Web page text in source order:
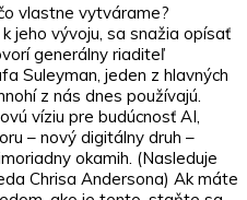
vlastne vytvárame?
jeho vývoju, sa snažia opísať
generálny riaditeľ
Suleyman, jeden z hlavných
z nás dnes používajú.
víziu pre budúcnosť AI,
– nový digitálny druh –
okamih. (Nasleduje
Chrisa Andersona) Ak máte